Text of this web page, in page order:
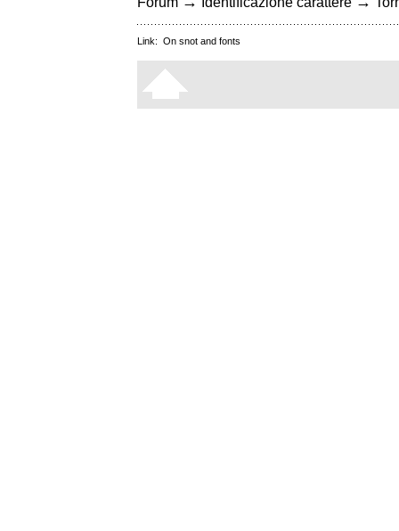
Link: On snot and fonts